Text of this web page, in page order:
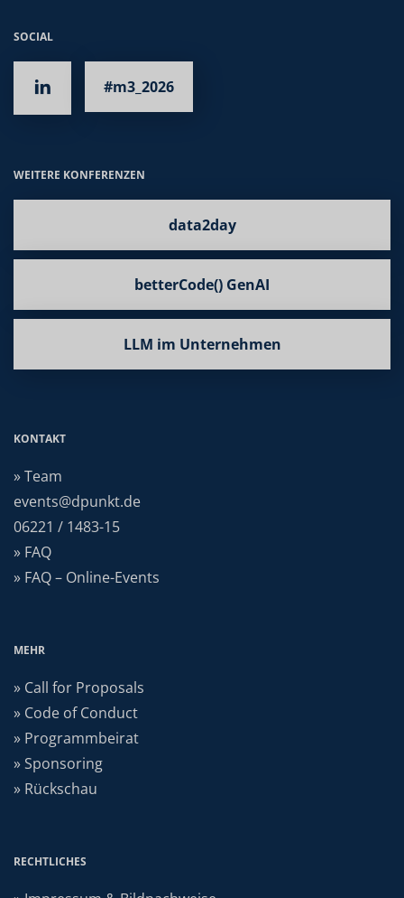
SOCIAL
#m3_2026
WEITERE KONFERENZEN
data2day
betterCode() GenAI
LLM im Unternehmen
KONTAKT
» Team
events@dpunkt.de
06221 / 1483-15
» FAQ
» FAQ – Online-Events
MEHR
» Call for Proposals
» Code of Conduct
» Programmbeirat
» Sponsoring
» Rückschau
RECHTLICHES